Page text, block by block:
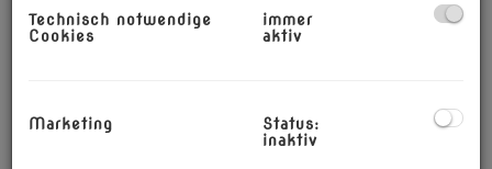
von Bad Vöslau, welches
zwischen Hochstraße und
Alle verfügbaren Wohnungen in
übersichtlicher Form finden Sie
Technisch notwendige
Cookies
immer
aktiv
Marketing
Status:
inaktiv